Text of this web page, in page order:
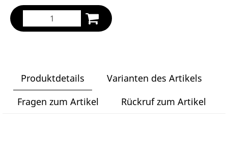
Produktdetails
Varianten des Artikels
Fragen zum Artikel
Rückruf zum Artikel